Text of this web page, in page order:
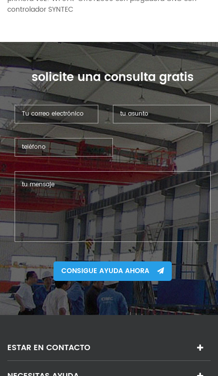
controlador SYNTEC
solicite una consulta gratis
CONSIGUE AYUDA AHORA
ESTAR EN CONTACTO